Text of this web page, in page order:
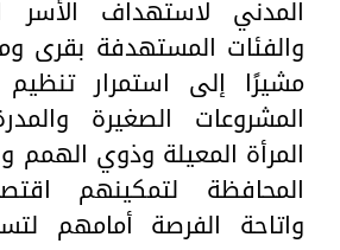
المدني لاستهداف الأسر
والفئات المستهدفة بقرى
مشيرًا إلى استمرار تنظيم
المشروعات الصغيرة
المرأة المعيلة وذوي الهمم
المحافظة لتمكينهم
واتاحة الفرصة أمامهم